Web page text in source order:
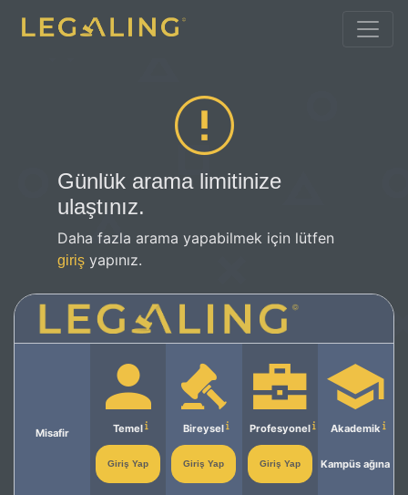
Günlük arama limitinize
ulaştınız.
Daha fazla arama yapabilmek için lütfen
giriş yapınız.
Misafir Temel
Giriş Yap
Bireysel
Giriş Yap
Profesyonel
Giriş Yap
Akademik
Kampüs ağına